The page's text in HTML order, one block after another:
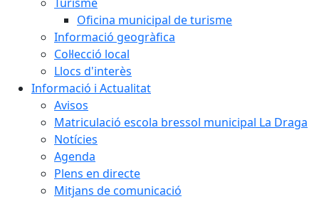
Oficina municipal de turisme
Informació geogràfica
Col·lecció local
Llocs d'interès
Informació i Actualitat
Avisos
Matriculació escola bressol municipal La Draga
Notícies
Agenda
Plens en directe
Mitjans de comunicació